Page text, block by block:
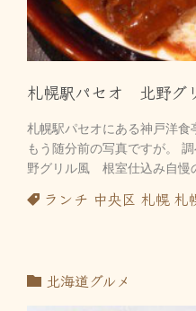
札幌駅パセオ 北野グ
札幌駅パセオにある神戸洋食
もう随分前の写真ですが。
野グリル風 根室仕込み自慢
ランチ 中央区 札幌 札
北海道グルメ